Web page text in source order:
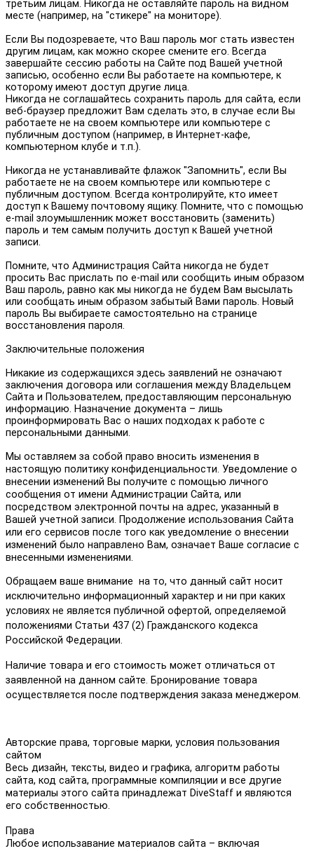
третьим лицам. Никогда не оставляйте пароль на видном
месте (например, на "стикере" на мониторе).
Если Вы подозреваете, что Ваш пароль мог стать известен
другим лицам, как можно скорее смените его. Всегда
завершайте сессию работы на Сайте под Вашей учетной
записью, особенно если Вы работаете на компьютере, к
которому имеют доступ другие лица.
Никогда не соглашайтесь сохранить пароль для сайта, если
веб-браузер предложит Вам сделать это, в случае если Вы
работаете не на своем компьютере или компьютере с
публичным доступом (например, в Интернет-кафе,
компьютерном клубе и т.п.).
Никогда не устанавливайте флажок "Запомнить", если Вы
работаете не на своем компьютере или компьютере с
публичным доступом. Всегда контролируйте, кто имеет
доступ к Вашему почтовому ящику. Помните, что с помощью
e-mail злоумышленник может восстановить (заменить)
пароль и тем самым получить доступ к Вашей учетной
записи.
Помните, что Администрация Сайта никогда не будет
просить Вас прислать по e-mail или сообщить иным образом
Ваш пароль, равно как мы никогда не будем Вам высылать
или сообщать иным образом забытый Вами пароль. Новый
пароль Вы выбираете самостоятельно на странице
восстановления пароля.
Заключительные положения
Никакие из содержащихся здесь заявлений не означают
заключения договора или соглашения между Владельцем
Сайта и Пользователем, предоставляющим персональную
информацию. Назначение документа – лишь
проинформировать Вас о наших подходах к работе с
персональными данными.
Мы оставляем за собой право вносить изменения в
настоящую политику конфиденциальности. Уведомление о
внесении изменений Вы получите с помощью личного
сообщения от имени Администрации Сайта, или
посредством электронной почты на адрес, указанный в
Вашей учетной записи. Продолжение использования Сайта
или его сервисов после того как уведомление о внесении
изменений было направлено Вам, означает Ваше согласие с
внесенными изменениями.
Обращаем ваше внимание на то, что данный сайт носит
исключительно информационный характер и ни при каких
условиях не является публичной офертой, определяемой
положениями Статьи 437 (2) Гражданского кодекса
Российской Федерации.
Наличие товара и его стоимость может отличаться от
заявленной на данном сайте. Бронирование товара
осуществляется после подтверждения заказа менеджером.
Авторские права, торговые марки, условия пользования
сайтом
Весь дизайн, тексты, видео и графика, алгоритм работы
сайта, код сайта, программные компиляции и все другие
материалы этого сайта принадлежат DiveStaff и являются
его собственностью.
Права
Любое использавание материалов сайта – включая